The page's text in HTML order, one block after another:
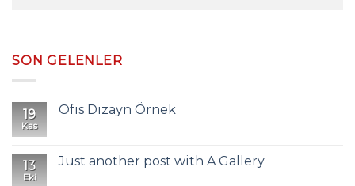
SON GELENLER
19
Kas
Ofis Dizayn Örnek
13
Eki
Just another post with A Gallery